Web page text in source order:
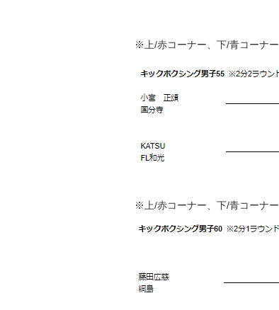
※上/赤コーナー、下/青コーナー
※上/赤コーナー、下/青コーナー